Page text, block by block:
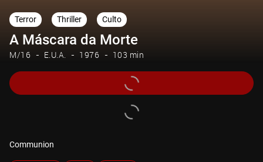
Terror Thriller Culto
A Máscara da Morte
M/16 E.U.A. 1976 103 min
Communion